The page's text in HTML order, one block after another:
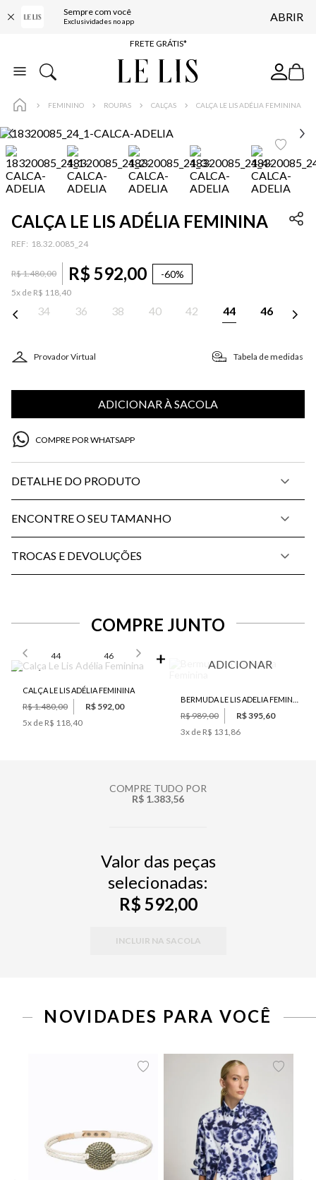
Sempre com você
Exclusividades no app ABRIR
ENTREGA EXPRESSA*
FRETE GRÁTIS*
BAIXE O APP
FEMININO ROUPAS CALÇAS CALÇA LE LIS ADÉLIA FEMININA
CALÇA LE LIS ADÉLIA FEMININA
: 18.32.0085_24
R$1.480,00 R$ 592,00 -60%
5x de R$ 118,40
34 36 38 40 42 44 46
Provador Virtual Tabela de medidas
ADICIONAR À SACOLA
COMPRE POR WHATSAPP
DETALHE DO PRODUTO
ENCONTRE O SEU TAMANHO
TROCAS E DEVOLUÇÕES
COMPRE JUNTO
44 46
CALÇA LE LIS ADÉLIA FEMININA
R$ 1.480,00
R$ 592,00
5x de R$ 118,40
ADICIONAR
R$ 989,00
R$ 395,60
3x de R$ 131,86
COMPRE TUDO POR
R$ 1.383,56
Valor das peças
selecionadas:
R$ 592,00
INCLUIR NA SACOLA
NOVIDADES PARA VOCÊ